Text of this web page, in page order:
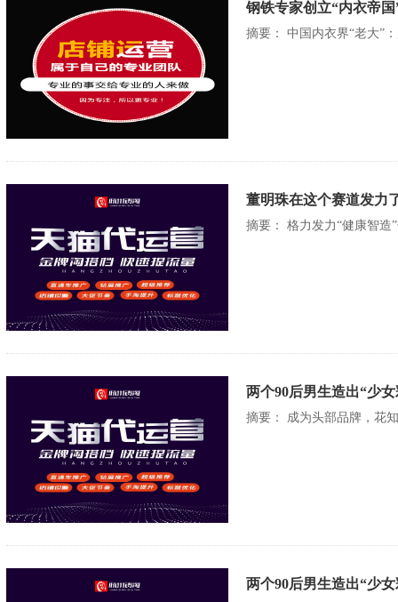
钢铁专家创立“内衣帝
摘要： 中国内衣界“老大”
董明珠在这个赛道发力
摘要： 格力发力“健康智造
两个90后男生造出“少
摘要： 成为头部品牌，花
两个90后男生造出“少